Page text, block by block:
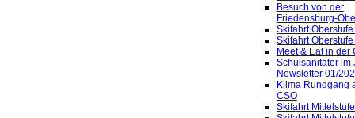
Besuch von der
Friedensburg-
Skifahrt
Skifahrt
Meet & Eat in der
Schulsanitäter im
Newsletter 01/
Klima Rundgang
CSO
Skifahrt